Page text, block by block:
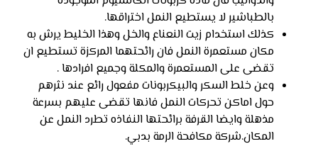
بالطباشير لا يستطيع النمل اختراقها.
كذلك استخدام زيت النعناع والخل وهذا الخليط يرش به
مكان مستعمرة النمل فان رائحتهما المركزة تستطيع ان
تقضى على المستعمرة والمكلة وجميع افرادها .
وعن خلط السكر والبيكربونات مفعول رائع عند نثرهم
حول اماكن تحركات النمل فانها تقضى عليهم بسرعة
مذهلة وايضا القرفة برائحتها النفاذه تطرد النمل عن
المكان.شركة مكافحة الرمة بدبي.